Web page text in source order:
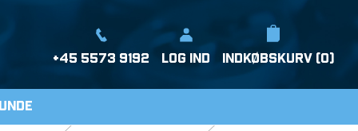
+45 5573 9192 LOG IND Indkøbskurv (0)